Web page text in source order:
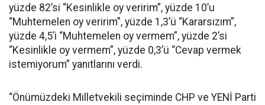
yüzde 82’si “Kesinlikle oy veririm”, yüzde 10’u
“Muhtemelen oy veririm”, yüzde 1,3’ü “Kararsızım”,
yüzde 4,5’i “Muhtemelen oy vermem”, yüzde 2’si
“Kesinlikle oy vermem”, yüzde 0,3’ü “Cevap vermek
istemiyorum” yanıtlarını verdi.
“Önümüzdeki Milletvekili seçiminde CHP ve YENİ Parti